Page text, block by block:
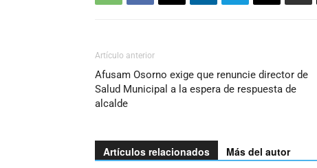
Artículo anterior
Afusam Osorno exige que renuncie director de
Salud Municipal a la espera de respuesta de
alcalde
Artículos relacionados Más del autor